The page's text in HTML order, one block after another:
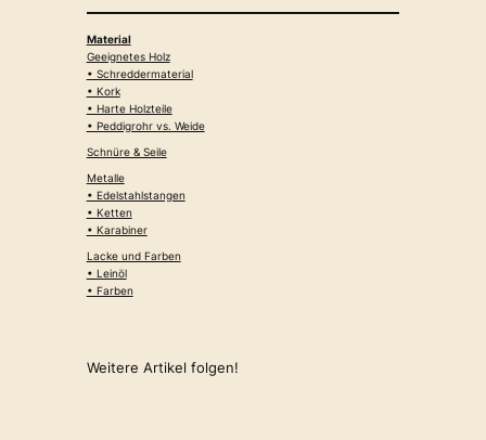
Material
Geeignetes Holz
• Schreddermaterial
• Kork
• Harte Holzteile
• Peddigrohr vs. Weide
Schnüre & Seile
Metalle
• Edelstahlstangen
• Ketten
• Karabiner
Lacke und Farben
• Leinöl
• Farben
Weitere Artikel folgen!